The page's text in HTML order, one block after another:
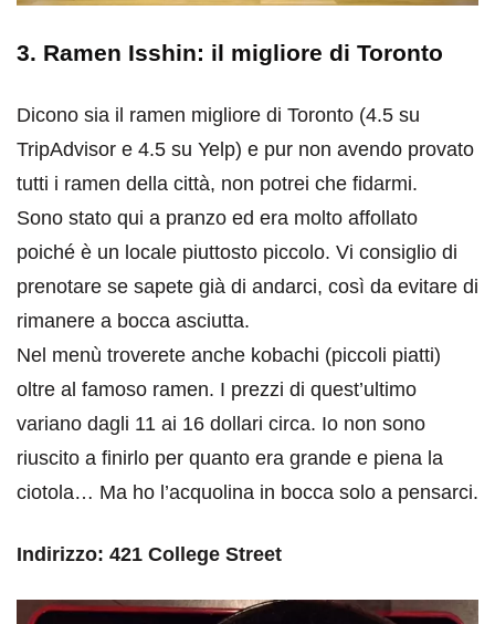
3. Ramen Isshin: il migliore di Toronto
Dicono sia il ramen migliore di Toronto (4.5 su
TripAdvisor e 4.5 su Yelp) e pur non avendo provato
tutti i ramen della città, non potrei che fidarmi.
Sono stato qui a pranzo ed era molto affollato
poiché è un locale piuttosto piccolo. Vi consiglio di
prenotare se sapete già di andarci, così da evitare di
rimanere a bocca asciutta.
Nel menù troverete anche kobachi (piccoli piatti)
oltre al famoso ramen. I prezzi di quest’ultimo
variano dagli 11 ai 16 dollari circa. Io non sono
riuscito a finirlo per quanto era grande e piena la
ciotola… Ma ho l’acquolina in bocca solo a pensarci.
Indirizzo: 421 College Street